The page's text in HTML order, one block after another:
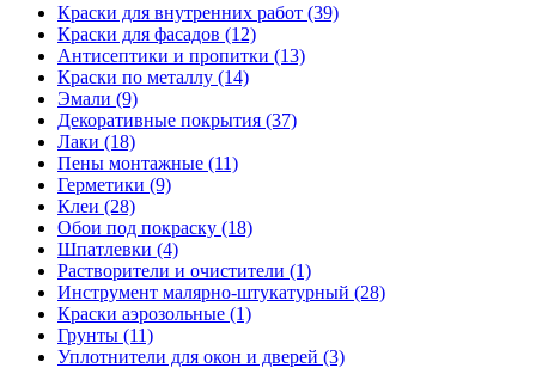
Краски для внутренних работ (39)
Краски для фасадов (12)
Антисептики и пропитки (13)
Краски по металлу (14)
Эмали (9)
Декоративные покрытия (37)
Лаки (18)
Пены монтажные (11)
Герметики (9)
Клеи (28)
Обои под покраску (18)
Шпатлевки (4)
Растворители и очистители (1)
Инструмент малярно-штукатурный (28)
Краски аэрозольные (1)
Грунты (11)
Уплотнители для окон и дверей (3)